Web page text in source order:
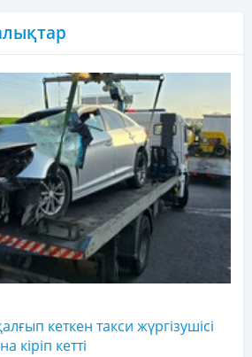
кеткен такси жүргізушісі
кіріп кетті